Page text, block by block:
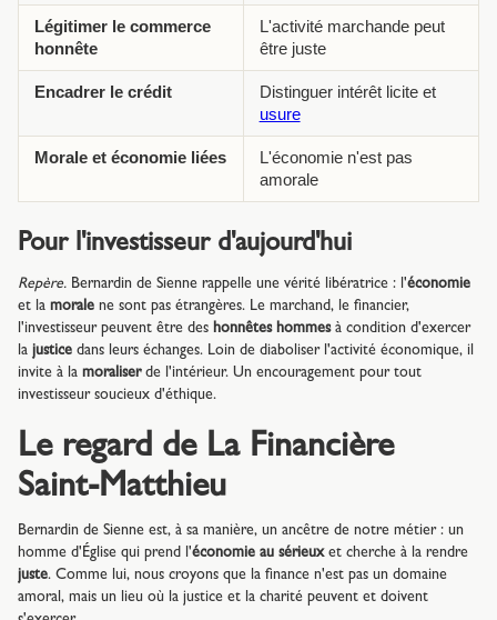
Légitimer le commerce
honnête
L'activité marchande peut
être juste
Encadrer le crédit
Distinguer intérêt licite et
usure
Morale et économie liées
L'économie n'est pas
amorale
Pour l'investisseur d'aujourd'hui
Repère. Bernardin de Sienne rappelle une vérité libératrice : l'économie
et la morale ne sont pas étrangères. Le marchand, le financier,
l'investisseur peuvent être des honnêtes hommesà condition d'exercer
la justice dans leurs échanges. Loin de diaboliser l'activité économique, il
invite à la moraliserde l'intérieur. Un encouragement pour tout
investisseur soucieux d'éthique.
Le regard de La Financière
Saint-Matthieu
Bernardin de Sienne est, à sa manière, un ancêtre de notre métier : un
homme d'Église qui prend l'économie au sérieuxet cherche à la rendre
juste. Comme lui, nous croyons que la finance n'est pas un domaine
amoral, mais un lieu où la justice et la charité peuvent et doivent